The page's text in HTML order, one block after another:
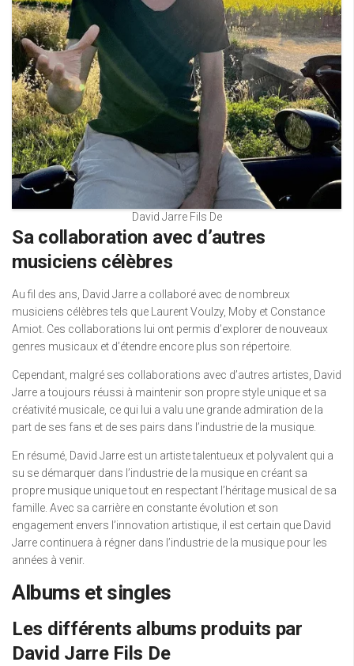
David Jarre Fils De
Sa collaboration avec d’autres
musiciens célèbres
Au fil des ans, David Jarre a collaboré avec de nombreux
musiciens célèbres tels que Laurent Voulzy, Moby et Constance
Amiot. Ces collaborations lui ont permis d’explorer de nouveaux
genres musicaux et d’étendre encore plus son répertoire.
Cependant, malgré ses collaborations avec d’autres artistes, David
Jarre a toujours réussi à maintenir son propre style unique et sa
créativité musicale, ce qui lui a valu une grande admiration de la
part de ses fans et de ses pairs dans l’industrie de la musique.
En résumé, David Jarre est un artiste talentueux et polyvalent qui a
su se démarquer dans l’industrie de la musique en créant sa
propre musique unique tout en respectant l’héritage musical de sa
famille. Avec sa carrière en constante évolution et son
engagement envers l’innovation artistique, il est certain que David
Jarre continuera à régner dans l’industrie de la musique pour les
années à venir.
Albums et singles
Les différents albums produits par
David Jarre Fils De